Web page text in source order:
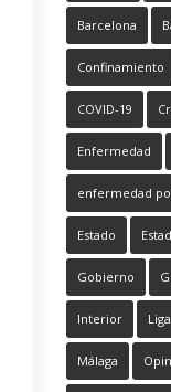
Barcelona
Confinamiento
COVID-19
Enfermedad
enfermedad
Estado
Gobierno
Interior Liga
Málaga